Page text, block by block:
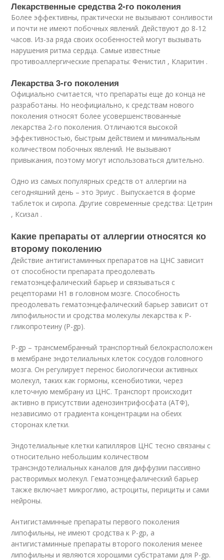
Лекарственные средства 2-го поколения
Более эффективны, практически не вызывают сонливости
и почти не имеют побочных явлений. Действуют до 8-12
часов. Из-за ряда своих особенностей могут вызывать
нарушения ритма сердца. Самые известные
противоаллергические препараты: Фенистил , Кларитин .
Лекарства 3-го поколения
Официально считается, что препараты еще до конца не
разработаны. Но неофициально, к средствам нового
поколения относят более усовершенствованные
лекарства 2-го поколения. Отличаются высокой
эффективностью, быстрым действием и минимальным
количеством побочных явлений. Не вызывают
привыкания, поэтому могут использоваться длительно.
Одно из самых популярных средств от аллергии на
сегодняшний день – это Эриус . Выпускается в форме
таблеток и сиропа. Другие современные средства: Цетрин
, Ксизал .
Какие препараты от аллергии относятся ко
второму поколению
Действие антигистаминных препаратов на ЦНС зависит
от способности препарата преодолевать
гематоэнцефалический барьер и связываться с
рецепторами H1 в головном мозге. Способность
преодолевать гематоэнцефалический барьер зависит от
липофильности и сродства молекулы лекарства к Р-
гликопротеину (P-gp).
P-gp – трансмембранный транспортный белокрасположен
в мембране эндотелиальных клеток сосудов головного
мозга. Он регулирует перенос биологически активных
молекул, таких как гормоны, ксенобиотики, через
клеточную мембрану из ЦНС. Транспорт происходит
активно в присутствии аденозинтрифосфата (АТФ),
независимо от градиента концентрации на обеих
сторонах клетки.
Эндотелиальные клетки капилляров ЦНС тесно связаны с
относительно небольшим количеством
трансэндотелиальных каналов для диффузии пассивно
растворимых молекул. Гематоэнцефалический барьер
также включает микроглию, астроциты, перициты и сами
нейроны.
Антигистаминные препараты первого поколения
липофильны, не имеют сродства к P-gp, а
антигистаминные препараты второго поколения менее
липофильны и являются хорошими субстратами для P-gp.